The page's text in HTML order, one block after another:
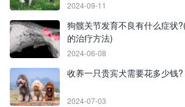
2024-09-11
狗髋关节发育不良有什么症状
的治疗方法)
2024-06-08
收养一只贵宾犬需要花多少钱?
2024-07-03